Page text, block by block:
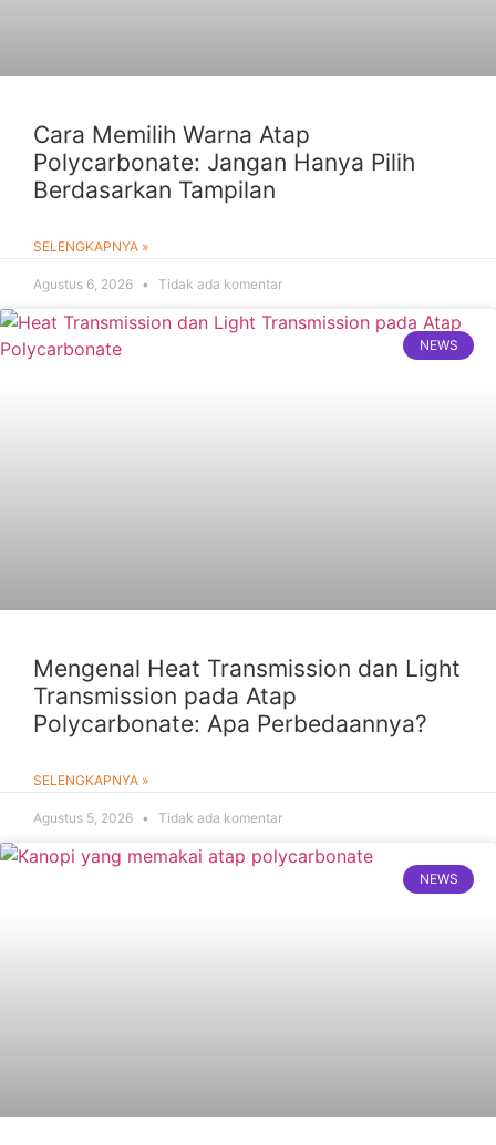
Cara Memilih Warna Atap
Polycarbonate: Jangan Hanya Pilih
Berdasarkan Tampilan
SELENGKAPNYA »
Agustus 6, 2026 Tidak ada komentar
NEWS
Mengenal Heat Transmission dan Light
Transmission pada Atap
Polycarbonate: Apa Perbedaannya?
SELENGKAPNYA »
Agustus 5, 2026 Tidak ada komentar
NEWS